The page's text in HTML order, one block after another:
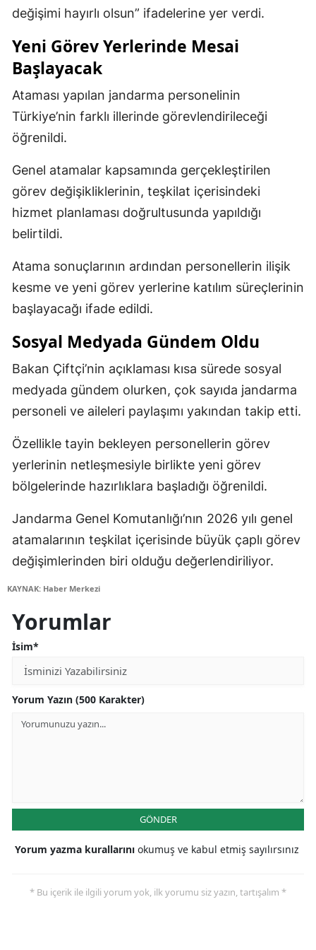
değişimi hayırlı olsun” ifadelerine yer verdi.
Yeni Görev Yerlerinde Mesai
Başlayacak
Ataması yapılan jandarma personelinin
Türkiye’nin farklı illerinde görevlendirileceği
öğrenildi.
Genel atamalar kapsamında gerçekleştirilen
görev değişikliklerinin, teşkilat içerisindeki
hizmet planlaması doğrultusunda yapıldığı
belirtildi.
Atama sonuçlarının ardından personellerin ilişik
kesme ve yeni görev yerlerine katılım süreçlerinin
başlayacağı ifade edildi.
Sosyal Medyada Gündem Oldu
Bakan Çiftçi’nin açıklaması kısa sürede sosyal
medyada gündem olurken, çok sayıda jandarma
personeli ve aileleri paylaşımı yakından takip etti.
Özellikle tayin bekleyen personellerin görev
yerlerinin netleşmesiyle birlikte yeni görev
bölgelerinde hazırlıklara başladığı öğrenildi.
Jandarma Genel Komutanlığı’nın 2026 yılı genel
atamalarının teşkilat içerisinde büyük çaplı görev
değişimlerinden biri olduğu değerlendiriliyor.
KAYNAK: Haber Merkezi
Yorumlar
İsim*
Yorum Yazın (500 Karakter)
GÖNDER
Yorum yazma kurallarını okumuş ve kabul etmiş sayılırsınız
* Bu içerik ile ilgili yorum yok, ilk yorumu siz yazın, tartışalım *